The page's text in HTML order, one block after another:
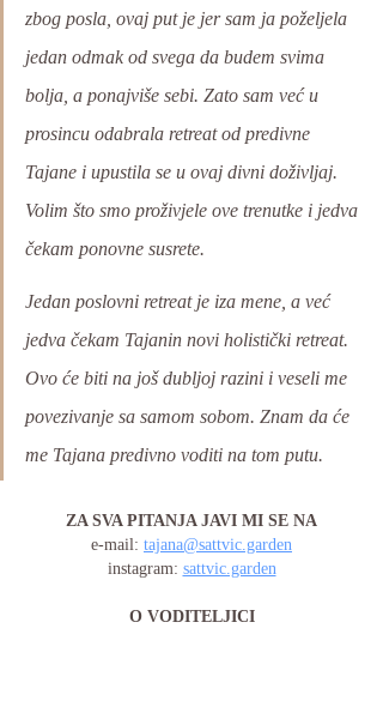
zbog posla, ovaj put je jer sam ja poželjela
jedan odmak od svega da budem svima
bolja, a ponajviše sebi. Zato sam već u
prosincu odabrala retreat od predivne
Tajane i upustila se u ovaj divni doživljaj.
Volim što smo proživjele ove trenutke i jedva
čekam ponovne susrete.
Jedan poslovni retreat je iza mene, a već
jedva čekam Tajanin novi holistički retreat.
Ovo će biti na još dubljoj razini i veseli me
povezivanje sa samom sobom. Znam da će
me Tajana predivno voditi na tom putu.
ZA SVA PITANJA JAVI MI SE NA
e-mail: tajana@sattvic.garden
instagram: sattvic.garden
O VODITELJICI